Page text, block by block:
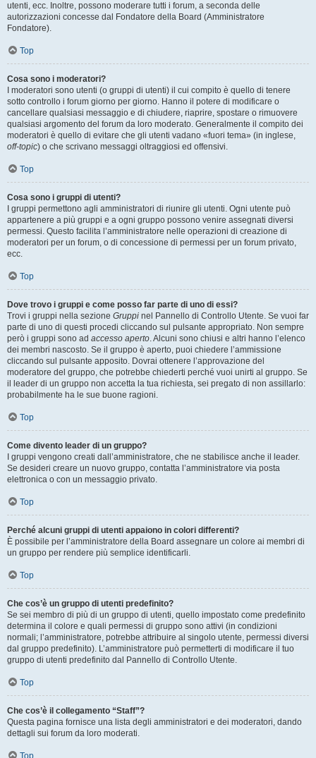
utenti, ecc. Inoltre, possono moderare tutti i forum, a seconda delle
autorizzazioni concesse dal Fondatore della Board (Amministratore
Fondatore).
Top
Cosa sono i moderatori?
I moderatori sono utenti (o gruppi di utenti) il cui compito è quello di tenere
sotto controllo i forum giorno per giorno. Hanno il potere di modificare o
cancellare qualsiasi messaggio e di chiudere, riaprire, spostare o rimuovere
qualsiasi argomento del forum da loro moderato. Generalmente il compito dei
moderatori è quello di evitare che gli utenti vadano «fuori tema» (in inglese,
off-topic) o che scrivano messaggi oltraggiosi ed offensivi.
Top
Cosa sono i gruppi di utenti?
I gruppi permettono agli amministratori di riunire gli utenti. Ogni utente può
appartenere a più gruppi e a ogni gruppo possono venire assegnati diversi
permessi. Questo facilita l’amministratore nelle operazioni di creazione di
moderatori per un forum, o di concessione di permessi per un forum privato,
ecc.
Top
Dove trovo i gruppi e come posso far parte di uno di essi?
Trovi i gruppi nella sezione Gruppi nel Pannello di Controllo Utente. Se vuoi far
parte di uno di questi procedi cliccando sul pulsante appropriato. Non sempre
però i gruppi sono ad accesso aperto. Alcuni sono chiusi e altri hanno l’elenco
dei membri nascosto. Se il gruppo è aperto, puoi chiedere l’ammissione
cliccando sul pulsante apposito. Dovrai ottenere l’approvazione del
moderatore del gruppo, che potrebbe chiederti perché vuoi unirti al gruppo. Se
il leader di un gruppo non accetta la tua richiesta, sei pregato di non assillarlo:
probabilmente ha le sue buone ragioni.
Top
Come divento leader di un gruppo?
I gruppi vengono creati dall’amministratore, che ne stabilisce anche il leader.
Se desideri creare un nuovo gruppo, contatta l’amministratore via posta
elettronica o con un messaggio privato.
Top
Perché alcuni gruppi di utenti appaiono in colori differenti?
È possibile per l’amministratore della Board assegnare un colore ai membri di
un gruppo per rendere più semplice identificarli.
Top
Che cos’è un gruppo di utenti predefinito?
Se sei membro di più di un gruppo di utenti, quello impostato come predefinito
determina il colore e quali permessi di gruppo sono attivi (in condizioni
normali; l’amministratore, potrebbe attribuire al singolo utente, permessi diversi
dal gruppo predefinito). L’amministratore può permetterti di modificare il tuo
gruppo di utenti predefinito dal Pannello di Controllo Utente.
Top
Che cos’è il collegamento “Staff”?
Questa pagina fornisce una lista degli amministratori e dei moderatori, dando
dettagli sui forum da loro moderati.
Top